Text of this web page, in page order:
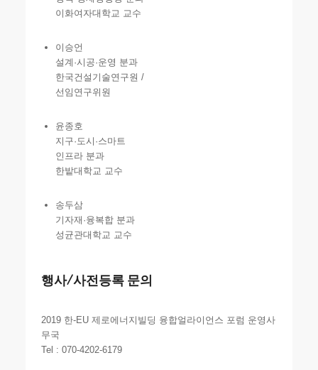
이화여자대학교 교수
이승언
설계·시공·운영 분과
한국건설기술연구원 /
선임연구위원
윤종호
지구·도시·스마트
인프라 분과
한밭대학교 교수
송두삼
기자재·융복합 분과
성균관대학교 교수
행사/사전등록 문의
2019 한-EU 제로에너지빌딩 융합얼라이언스 포럼 운영사
무국
Tel : 070-4202-6179